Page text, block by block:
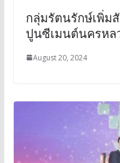
กลุ่มรัตนรักษ์เพิ่ม
ปูนซีเมนต์นครหล
August 20, 2024